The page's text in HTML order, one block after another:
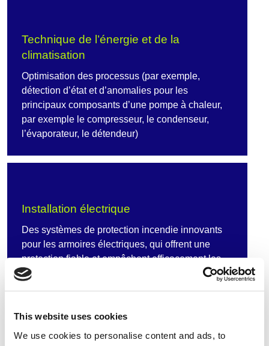
This website uses cookies
We use cookies to personalise content and ads, to
Technique de l’énergie et de la
climatisation
Optimisation des processus (par exemple,
détection d’état et d’anomalies pour les
principaux composants d’une pompe à chaleur,
par exemple le compresseur, le condenseur,
l’évaporateur, le détendeur)
Installation électrique
Des systèmes de protection incendie innovants
pour les armoires électriques, qui offrent une
protection fiable et empêchent efficacement les
courts-circuits et les incendies.